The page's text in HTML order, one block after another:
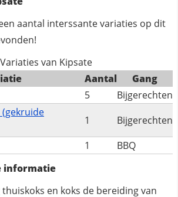
aantal interssante variaties op dit
Variaties van Kipsate
Aantal
Gang
5
Bijgerechten
1
Bijgerechten
1
BBQ
informatie
en koks de bereiding van